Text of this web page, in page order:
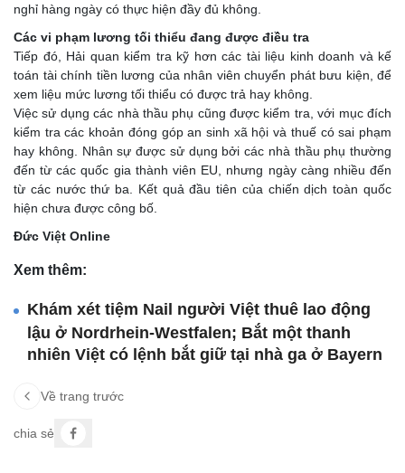
nghỉ hàng ngày có thực hiện đầy đủ không.
Các vi phạm lương tối thiểu đang được điều tra
Tiếp đó, Hải quan kiểm tra kỹ hơn các tài liệu kinh doanh và kế
toán tài chính tiền lương của nhân viên chuyển phát bưu kiện, để
xem liệu mức lương tối thiểu có được trả hay không.
Việc sử dụng các nhà thầu phụ cũng được kiểm tra, với mục đích
kiểm tra các khoản đóng góp an sinh xã hội và thuế có sai phạm
hay không. Nhân sự được sử dụng bởi các nhà thầu phụ thường
đến từ các quốc gia thành viên EU, nhưng ngày càng nhiều đến
từ các nước thứ ba. Kết quả đầu tiên của chiến dịch toàn quốc
hiện chưa được công bố.
Đức Việt Online
Xem thêm:
Khám xét tiệm Nail người Việt thuê lao động
lậu ở Nordrhein-Westfalen; Bắt một thanh
nhiên Việt có lệnh bắt giữ tại nhà ga ở Bayern
Về trang trước
chia sẻ